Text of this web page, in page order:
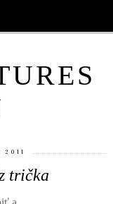
2011
trička